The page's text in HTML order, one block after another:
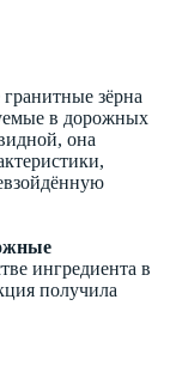
зёрна
в дорожных
она
ингредиента в
получила